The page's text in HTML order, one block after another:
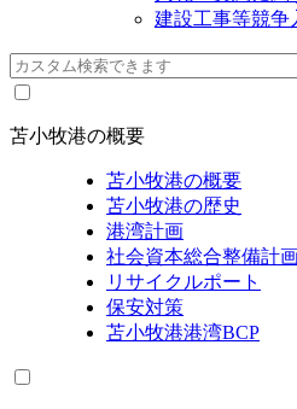
建設工事等競争
苫小牧港の概要
苫小牧港の概要
苫小牧港の歴史
港湾計画
社会資本総合整備計
リサイクルポート
保安対策
苫小牧港港湾BCP